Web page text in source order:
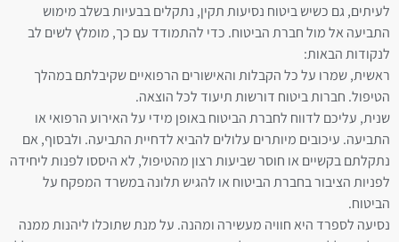
לעיתים, גם כשיש ביטוח נסיעות תקין, נתקלים בבעיות בשלב מימוש
התביעה אל מול חברת הביטוח. כדי להתמודד עם כך, מומלץ לשים לב
לנקודות הבאות:
ראשית, שמרו על כל הקבלות והאישורים הרפואיים שקיבלתם במהלך
הטיפול. חברות ביטוח דורשות תיעוד לכל הוצאה.
שנית, עליכם לדווח לחברת הביטוח באופן מידי על האירוע הרפואי או
התביעה. עיכובים מיותרים עלולים להביא לדחיית התביעה. ולבסוף, אם
נתקלתם בקשיים או חוסר שביעות רצון מהטיפול, לא היססו לפנות ליחידה
לפניות הציבור בחברת הביטוח או להגיש תלונה במשרד המפקח על
הביטוח.
נסיעה לספרד היא חוויה מעשירה ומהנה. על מנת שתוכלו ליהנות ממנה